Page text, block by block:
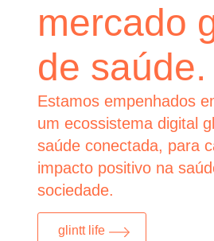
mercado
de saúde.
Estamos empenhados
um ecossistema digital
saúde conectada, para
impacto positivo na
sociedade.
glintt life